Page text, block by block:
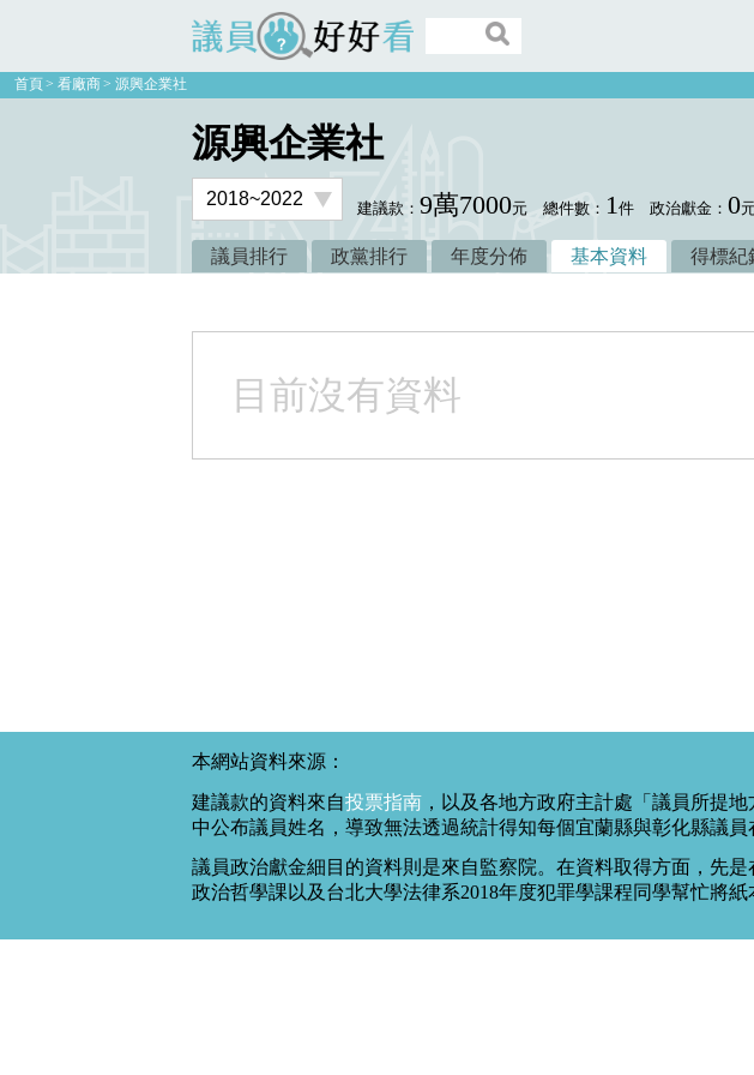
議員好好看
首頁 看廠商 源興企業社
源興企業社
建議款：9萬7000元 總件數： 1件 政治獻金：0
議員排行 政黨排行 年度分佈 基本資料 得標紀
目前沒有資料
本網站資料來源：
建議款的資料來自投票指南 ，以及各地方政府主計處「議員所提
中公布議員姓名，導致無法透過統計得知每個宜蘭縣與彰化縣議員
議員政治獻金細目的資料則是來自監察院。在資料取得方面，先
政治哲學課以及台北大學法律系2018年度犯罪學課程同學幫忙將紙